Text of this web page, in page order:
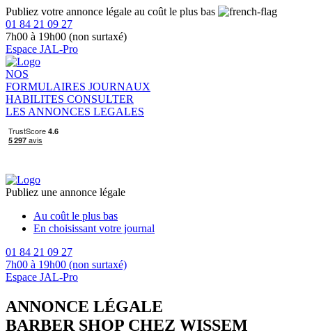
Publiez votre annonce légale au coût le plus bas
01 84 21 09 27
7h00 à 19h00 (non surtaxé)
Espace JAL-Pro
NOS
FORMULAIRES JOURNAUX
HABILITES CONSULTER
LES ANNONCES LEGALES
Publiez une annonce légale
Au coût le plus bas
En choisissant votre journal
01 84 21 09 27
7h00 à 19h00 (non surtaxé)
Espace JAL-Pro
ANNONCE LÉGALE
BARBER SHOP CHEZ WISSEM